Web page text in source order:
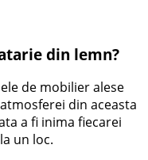
din lemn?
de mobilier alese
din aceasta
a fi inima fiecarei
un loc.